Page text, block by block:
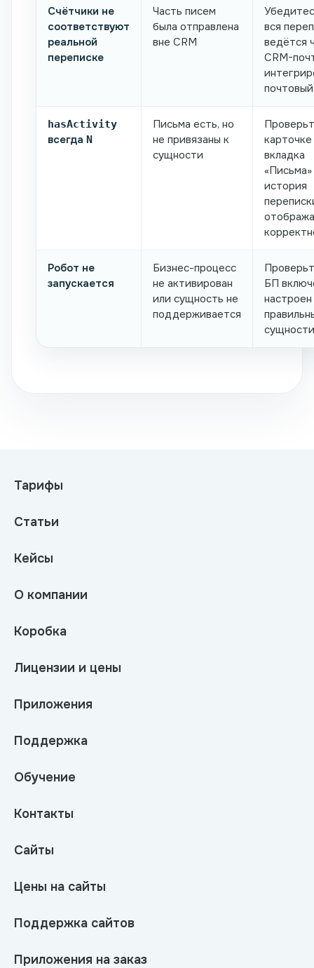
Счётчики не
соответствуют
реальной
переписке
Часть писем
была отправлена
вне CRM
вся
ведётся
CRM-
hasActivity
всегда N
Письма есть, но
не привязаны к
сущности
вкладка
история
Робот не
запускается
Бизнес-процесс
не активирован
или сущность не
поддерживается
БП
настроен
сущности
Тарифы
Статьи
Кейсы
О компании
Коробка
Лицензии и цены
Приложения
Поддержка
Обучение
Контакты
Сайты
Цены на сайты
Поддержка сайтов
Приложения на заказ